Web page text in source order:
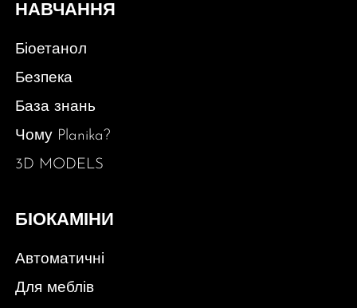
НАВЧАННЯ
Біоетанол
Безпека
База знань
Чому Planika?
3D MODELS
БІОКАМІНИ
Автоматичні
Для меблів